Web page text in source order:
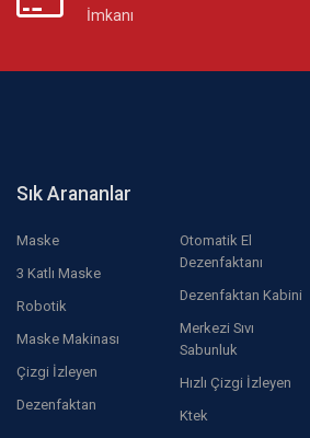
İmkanı
Sık Arananlar
Maske
3 Katlı Maske
Robotik
Maske Makinası
Çizgi İzleyen
Dezenfaktan
Otomatik El
Dezenfaktanı
Dezenfaktan Kabini
Merkezi Sıvı
Sabunluk
Hızlı Çizgi İzleyen
Ktek